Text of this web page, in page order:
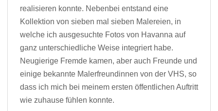
realisieren konnte. Nebenbei entstand eine
Kollektion von sieben mal sieben Malereien, in
welche ich ausgesuchte Fotos von Havanna auf
ganz unterschiedliche Weise integriert habe.
Neugierige Fremde kamen, aber auch Freunde und
einige bekannte Malerfreundinnen von der VHS, so
dass ich mich bei meinem ersten öffentlichen Auftritt
wie zuhause fühlen konnte.